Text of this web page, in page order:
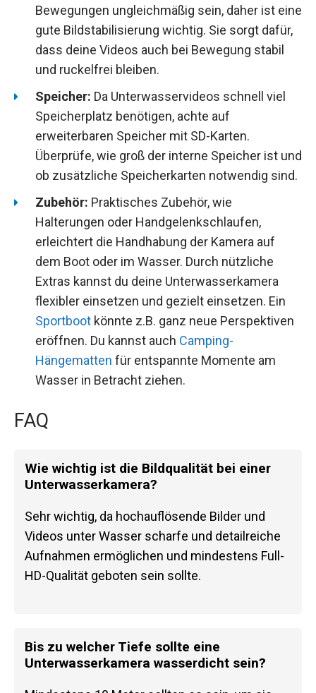
Bewegungen ungleichmäßig sein, daher ist eine
gute Bildstabilisierung wichtig. Sie sorgt dafür,
dass deine Videos auch bei Bewegung stabil
und ruckelfrei bleiben.
Speicher: Da Unterwasservideos schnell viel
Speicherplatz benötigen, achte auf
erweiterbaren Speicher mit SD-Karten.
Überprüfe, wie groß der interne Speicher ist und
ob zusätzliche Speicherkarten notwendig sind.
Zubehör: Praktisches Zubehör, wie
Halterungen oder Handgelenkschlaufen,
erleichtert die Handhabung der Kamera auf
dem Boot oder im Wasser. Durch nützliche
Extras kannst du deine Unterwasserkamera
flexibler einsetzen und gezielt einsetzen. Ein
Sportboot könnte z.B. ganz neue Perspektiven
eröffnen. Du kannst auch Camping-
Hängematten für entspannte Momente am
Wasser in Betracht ziehen.
FAQ
Wie wichtig ist die Bildqualität bei einer
Unterwasserkamera?
Sehr wichtig, da hochauflösende Bilder und
Videos unter Wasser scharfe und detailreiche
Aufnahmen ermöglichen und mindestens Full-
HD-Qualität geboten sein sollte.
Bis zu welcher Tiefe sollte eine
Unterwasserkamera wasserdicht sein?